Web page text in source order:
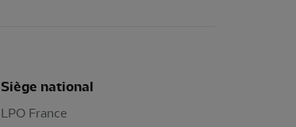
Siège national
LPO France